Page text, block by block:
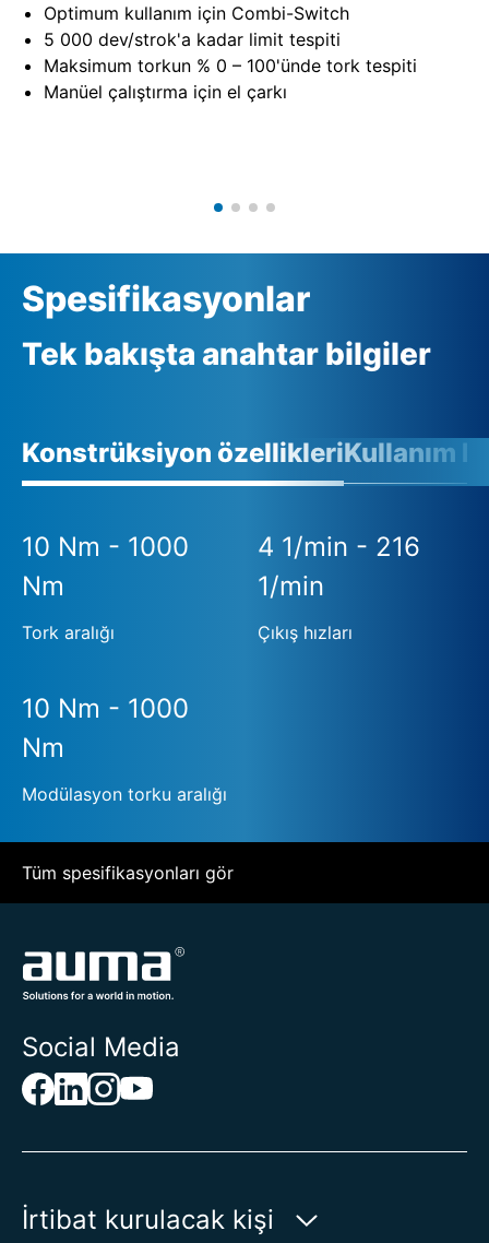
Optimum kullanım için Combi-Switch
5 000 dev/strok'a kadar limit tespiti
Maksimum torkun % 0 – 100'ünde tork tespiti
Manüel çalıştırma için el çarkı
Spesifikasyonlar
Tek bakışta anahtar bilgiler
Konstrüksiyon özellikleriKullanım
10 Nm - 1000
Nm
Tork aralığı
4 1/min - 216
1/min
Çıkış hızları
10 Nm - 1000
Nm
Modülasyon torku aralığı
Tüm spesifikasyonları gör
Social Media
İrtibat kurulacak kişi